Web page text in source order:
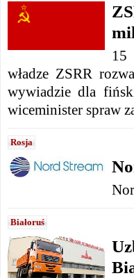
15
władze ZSRR
wywiadzie dla
wiceminister spraw
Rosja
Białoruś